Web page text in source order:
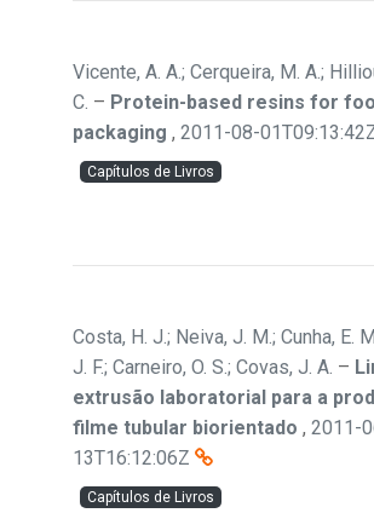
Vicente, A. A.; Cerqueira, M. A.;
C. – Protein-based resins for
packaging , 2011-08-
Capítulos de Livros
Costa, H. J.; Neiva, J. M.; Cunha, E.
J. F.; Carneiro, O. S.; Covas, J. A. –
extrusão laboratorial para a
filme tubular biorientado , 2011-
13T16:12:06Z
Capítulos de Livros